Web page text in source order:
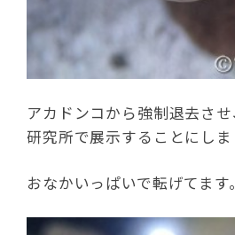
アカドンコから強制退去さ
研究所で展示することにしま
おなかいっぱいで転げてます。